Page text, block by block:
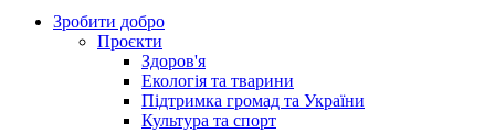
Зробити добро
Проєкти
Здоров'я
Екологія та тварини
Підтримка громад та України
Культура та спорт